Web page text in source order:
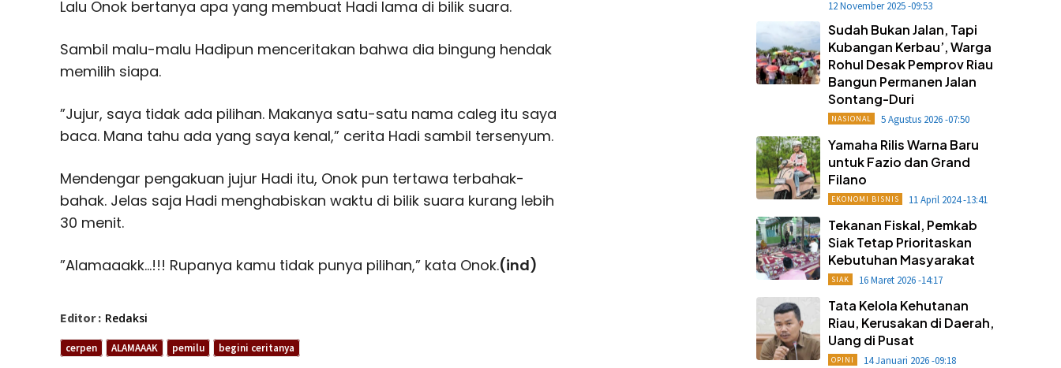
Lalu Onok bertanya apa yang membuat Hadi lama di bilik suara.
Sambil malu-malu Hadipun menceritakan bahwa dia bingung hendak
memilih siapa.
”Jujur, saya tidak ada pilihan. Makanya satu-satu nama caleg itu saya
baca. Mana tahu ada yang saya kenal,” cerita Hadi sambil tersenyum.
Mendengar pengakuan jujur Hadi itu, Onok pun tertawa terbahak-
bahak. Jelas saja Hadi menghabiskan waktu di bilik suara kurang lebih
30 menit.
”Alamaaakk…!!! Rupanya kamu tidak punya pilihan,” kata Onok.(ind)
Editor : Redaksi
cerpen ALAMAAAK pemilu begini ceritanya
12 November 2025 -09:53
Sudah Bukan Jalan, Tapi
Kubangan Kerbau’, Warga
Rohul Desak Pemprov Riau
Bangun Permanen Jalan
Sontang-Duri
NASIONAL 5 Agustus 2026 -07:50
Yamaha Rilis Warna Baru
untuk Fazio dan Grand
Filano
EKONOMI BISNIS 11 April 2024 -13:41
Tekanan Fiskal, Pemkab
Siak Tetap Prioritaskan
Kebutuhan Masyarakat
SIAK 16 Maret 2026 -14:17
Tata Kelola Kehutanan
Riau, Kerusakan di Daerah,
Uang di Pusat
OPINI 14 Januari 2026 -09:18